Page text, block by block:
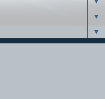
▼
▼